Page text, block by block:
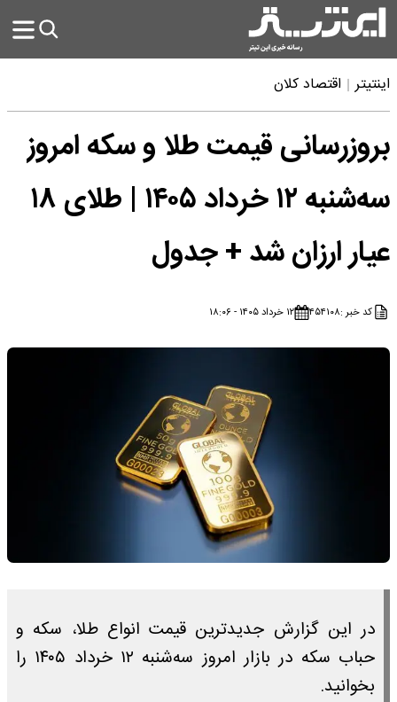
اینتیتر اقتصاد کلان
بروزرسانی قیمت طلا و سکه امروز
سه‌شنبه ۱۲ خرداد ۱۴۰۵ | طلای ۱۸
عیار ارزان شد + جدول
کد خبر :۴۵۴۱۰۸ ۱۲ خرداد ۱۴۰۵ - ۱۸:۰۶
در این گزارش جدیدترین قیمت انواع طلا، سکه و
حباب سکه در بازار امروز سه‌شنبه ۱۲ خرداد ۱۴۰۵ را
بخوانید.